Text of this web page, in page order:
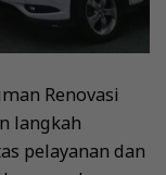
Renovasi
langkah
pelayanan dan